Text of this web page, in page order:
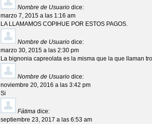
Nombre de Usuario dice:
marzo 7, 2015 a las 1:16 am
LA LLAMAMOS COPIHUE POR ESTOS PAGOS.
Nombre de Usuario dice:
marzo 30, 2015 a las 2:30 pm
La bignonia capreolata es la misma que la que llaman
Nombre de Usuario dice:
noviembre 20, 2016 a las 3:42 pm
Si
Fátima dice:
septiembre 23, 2017 a las 6:53 am